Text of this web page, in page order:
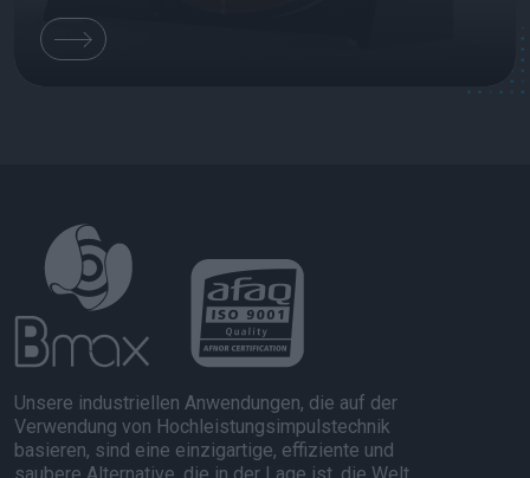
Unsere industriellen Anwendungen, die auf der
Verwendung von Hochleistungsimpulstechnik
basieren, sind eine einzigartige, effiziente und